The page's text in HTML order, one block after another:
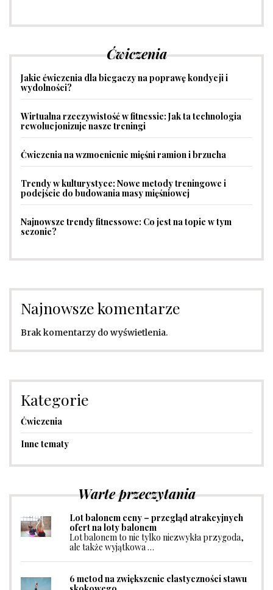
Ćwiczenia
Jakie ćwiczenia dla biegaczy na poprawę kondycji i
wydolności?
Wirtualna rzeczywistość w fitnessie: Jak ta technologia
rewolucjonizuje nasze treningi
Ćwiczenia na wzmocnienie mięśni ramion i brzucha
Trendy w kulturystyce: Nowe metody treningowe i
podejście do budowania masy mięśniowej
Najnowsze trendy fitnessowe: Co jest na topie w tym
sezonie?
Najnowsze komentarze
Brak komentarzy do wyświetlenia.
Kategorie
Ćwiczenia
Inne tematy
Warte przeczytania
Lot balonem ceny – przegląd atrakcyjnych
ofert na loty balonem
Lot balonem to nie tylko niezwykła przygoda,
ale także wyjątkowa …
6 metod na zwiększenie elastyczności stawu